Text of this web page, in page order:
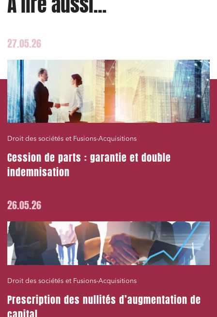
27.05.26
Droit des sociétés et Fusions-Acquisitions
Cession de parts : garantie et double
indemnisation
26.05.26
Droit des sociétés et Fusions-Acquisitions
Prescription des nullités d’augmentation de